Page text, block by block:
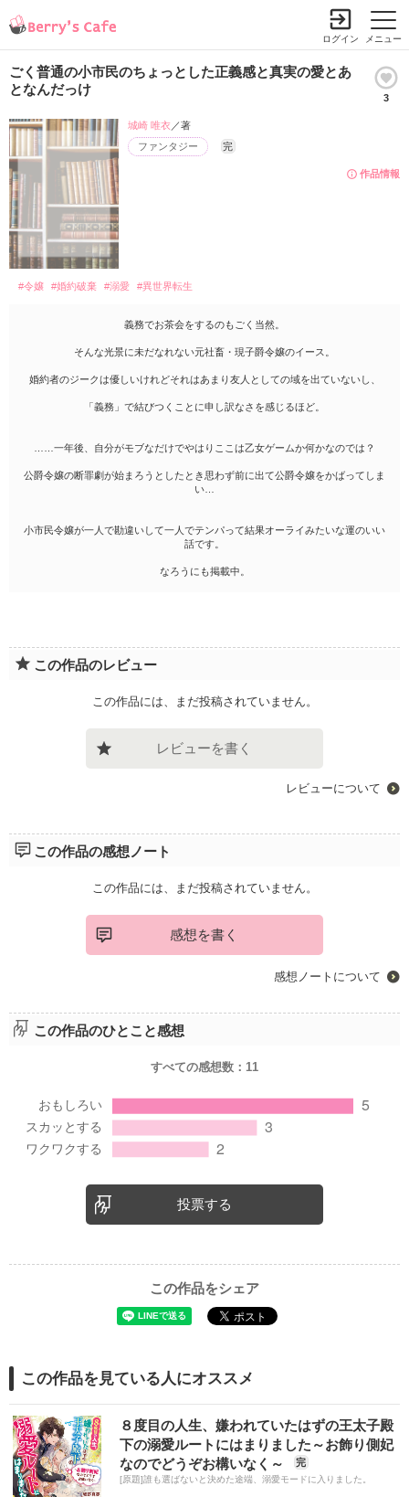
メニュー
ログイン
ごく普通の小市民のちょっとした正義感と真実の愛とあ
となんだっけ
3
作品情報
ファンタジー 完
城崎 唯衣／著
#令嬢 #婚約破棄 #溺愛 #異世界転生
義務でお茶会をするのもごく当然。
そんな光景に未だなれない元社畜・現子爵令嬢のイース。
婚約者のジークは優しいけれどそれはあまり友人としての域を出ていないし、
「義務」で結びつくことに申し訳なさを感じるほど。
……一年後、自分がモブなだけでやはりここは乙女ゲームか何かなのでは？
公爵令嬢の断罪劇が始まろうとしたとき思わず前に出て公爵令嬢をかばってしま
い…
小市民令嬢が一人で勘違いして一人でテンパって結果オーライみたいな運のいい
話です。
なろうにも掲載中。
この作品のレビュー
この作品には、まだ投稿されていません。
レビューを書く
レビューについて
この作品の感想ノート
この作品には、まだ投稿されていません。
感想を書く
感想ノートについて
この作品のひとこと感想
すべての感想数： 11
投票する
この作品をシェア
この作品を見ている人にオススメ
８度目の人生、嫌われていたはずの王太子殿
下の溺愛ルートにはまりました～お飾り側妃
なのでどうぞお構いなく～
完
[原題]誰も選ばないと決めた途端、溺愛モードに入りました。